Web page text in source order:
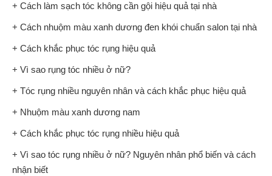
+ Cách làm sạch tóc không cần gội hiệu quả tại nhà
+ Cách nhuộm màu xanh dương đen khói chuẩn salon tại nhà
+ Cách khắc phục tóc rụng hiệu quả
+ Vì sao rụng tóc nhiều ở nữ?
+ Tóc rụng nhiều nguyên nhân và cách khắc phục hiệu quả
+ Nhuộm màu xanh dương nam
+ Cách khắc phục tóc rụng nhiều hiệu quả
+ Vì sao tóc rụng nhiều ở nữ? Nguyên nhân phổ biến và cách
nhận biết